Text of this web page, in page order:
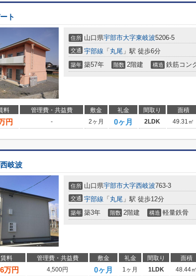
ト
住所 山口県宇部市大字東岐波5206-5
交通 宇部線 「 丸尾 」駅 徒歩6分
築年 築57年 階数 2階建 構造 鉄筋コン
料 管理費・共益費 敷金 礼金 間取り 面積
円 - 2ヶ月 0ヶ月 2LDK 49.31㎡
岐波
住所 山口県宇部市大字西岐波763-3
交通 宇部線 「 丸尾 」駅 徒歩12分
築年 築3年 階数 2階建 構造 軽量鉄骨
賃料 管理費・共益費 敷金 礼金 間取り 面積
万円 4,500円 0ヶ月 1ヶ月 1LDK 48.44㎡